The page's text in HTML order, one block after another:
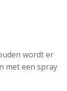
wordt er
met een spray